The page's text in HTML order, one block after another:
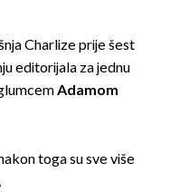
Charlize prije šest
editorijala za jednu
Adamom
toga su sve više